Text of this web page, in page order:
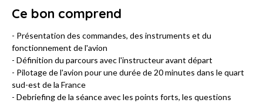
Ce bon comprend
- Présentation des commandes, des instruments et du
fonctionnement de l'avion
- Définition du parcours avec l'instructeur avant départ
- Pilotage de l'avion pour une durée de 20 minutes dans le quart
sud-est de la France
- Debriefing de la séance avec les points forts, les questions